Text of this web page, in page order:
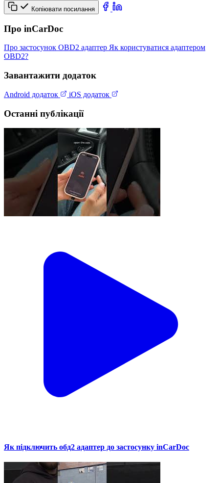
Копіювати посилання
Про inCarDoc
Про застосунок OBD2 адаптер Як користуватися адаптером
OBD2?
Завантажити додаток
Android додаток iOS додаток
Останні публікації
Як підключить обд2 адаптер до застосунку inCarDoc